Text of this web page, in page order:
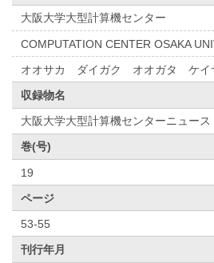
大阪大学大型計算機センター
COMPUTATION CENTER OSAKA
オオサカ ダイガク オオガタ ケイ
収録物名
大阪大学大型計算機センターニュース
巻(号)
19
ページ
53-55
刊行年月